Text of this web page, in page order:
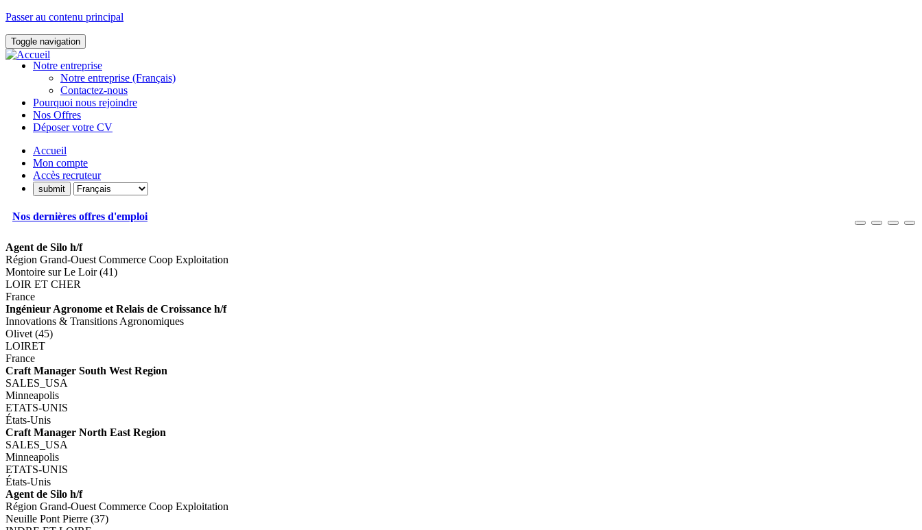
Passer au contenu principal
Toggle navigation
Notre entreprise
Notre entreprise (Français)
Contactez-nous
Pourquoi nous rejoindre
Nos Offres
Déposer votre CV
Accueil
Mon compte
Accès recruteur
Nos dernières offres d'emploi
Agent de Silo h/f
Région Grand-Ouest Commerce Coop Exploitation
Montoire sur Le Loir (41)
LOIR ET CHER
France
Ingénieur Agronome et Relais de Croissance h/f
Innovations & Transitions Agronomiques
Olivet (45)
LOIRET
France
Craft Manager South West Region
SALES_USA
Minneapolis
ETATS-UNIS
États-Unis
Craft Manager North East Region
SALES_USA
Minneapolis
ETATS-UNIS
États-Unis
Agent de Silo h/f
Région Grand-Ouest Commerce Coop Exploitation
Neuille Pont Pierre (37)